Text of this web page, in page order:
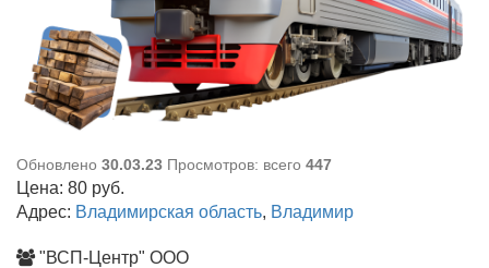
Обновлено 30.03.23 Просмотров: всего 447
Цена: 80 руб.
Адрес: Владимирская область, Владимир
"ВСП-Центр" ООО